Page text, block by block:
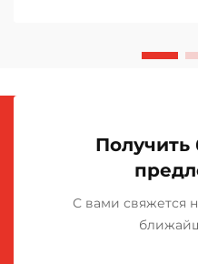
Получить
С вами свяжется